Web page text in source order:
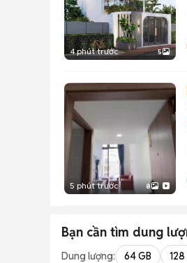
4 phút trước 5
5 phút trước 8
Bạn cần tìm dung
Dung lượng: 64 GB 128